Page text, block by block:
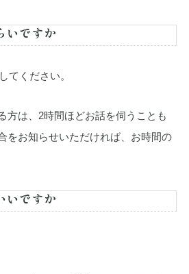
いですか
てください。
方は、2時間ほどお話を伺うことも
をお知らせいただければ、お時間の
いですか